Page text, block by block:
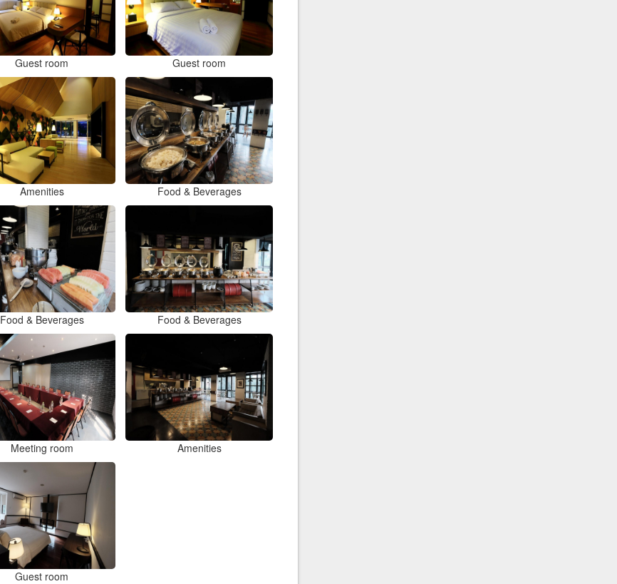
Guest room Guest room
Amenities Food & Beverages
Food & Beverages Food & Beverages
Meeting room Amenities
Guest room